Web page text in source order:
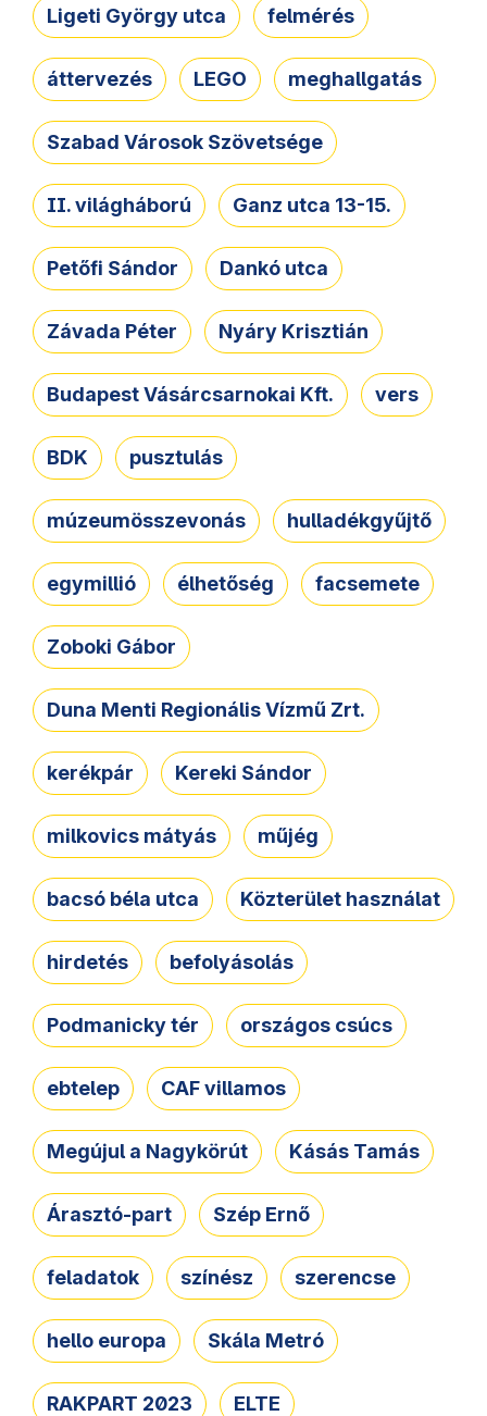
Ligeti György utca felmérés
áttervezés LEGO meghallgatás
Szabad Városok Szövetsége
II. világháború Ganz utca 13-15.
Petőfi Sándor Dankó utca
Závada Péter Nyáry Krisztián
Budapest Vásárcsarnokai Kft. vers
BDK pusztulás
múzeumösszevonás hulladékgyűjtő
egymillió élhetőség facsemete
Zoboki Gábor
Duna Menti Regionális Vízmű Zrt.
kerékpár Kereki Sándor
milkovics mátyás műjég
bacsó béla utca Közterület használat
hirdetés befolyásolás
Podmanicky tér országos csúcs
ebtelep CAF villamos
Megújul a Nagykörút Kásás Tamás
Árasztó-part Szép Ernő
feladatok színész szerencse
hello europa Skála Metró
RAKPART 2023 ELTE